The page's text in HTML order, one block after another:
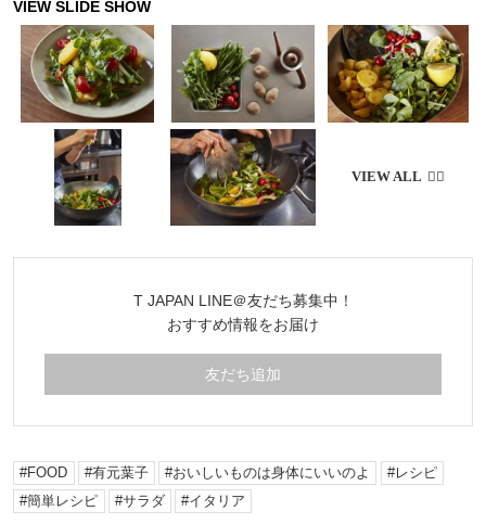
がでしょう」。有元葉子さん直伝の、真っ
当においしく身体にやさしい、理にかなっ
た調理法と食べ方をお届けします。第9
回...
といただきます
T JAPAN LINE＠友だち募集中！
おすすめ情報をお届け
友だち追加
FOOD 有元葉子 おいしいものは身体にいいのよ
レシピ
簡単レシピ
サラダ イタリア